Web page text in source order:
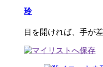
玲
目を開ければ、手が